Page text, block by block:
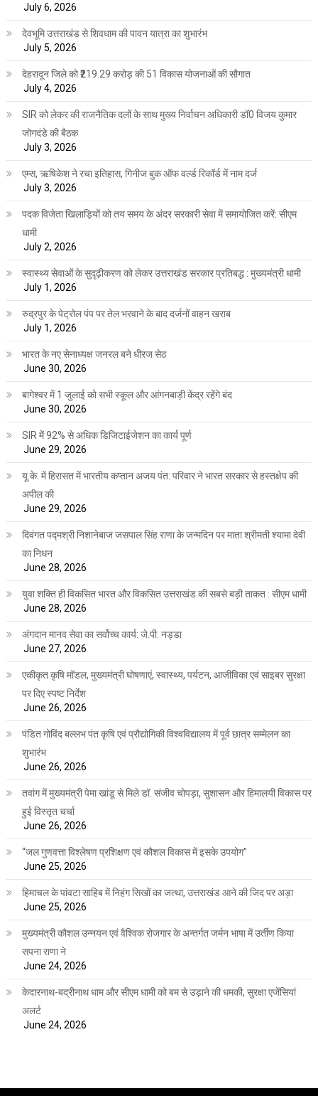
July 6, 2026
देवभूमि उत्तराखंड से शिवधाम की पावन यात्रा का शुभारंभ
July 5, 2026
देहरादून जिले को ₹219.29 करोड़ की 51 विकास योजनाओं की सौगात
July 4, 2026
SIR को लेकर की राजनैतिक दलों के साथ मुख्य निर्वाचन अधिकारी डॉ0 विजय कुमार
जोगदंडे की बैठक
July 3, 2026
एम्स, ऋषिकेश ने रचा इतिहास, गिनीज बुक ऑफ वर्ल्ड रिकॉर्ड में नाम दर्ज
July 3, 2026
पदक विजेता खिलाड़ियों को तय समय के अंदर सरकारी सेवा में समायोजित करें: सीएम
धामी
July 2, 2026
स्वास्थ्य सेवाओं के सुदृढ़ीकरण को लेकर उत्तराखंड सरकार प्रतिबद्ध : मुख्यमंत्री धामी
July 1, 2026
रुद्रपुर के पेट्रोल पंप पर तेल भरवाने के बाद दर्जनों वाहन खराब
July 1, 2026
भारत के नए सेनाध्यक्ष जनरल बने धीरज सेठ
June 30, 2026
बागेश्वर में 1 जुलाई को सभी स्कूल और आंगनबाड़ी केंद्र रहेंगे बंद
June 30, 2026
SIR में 92% से अधिक डिजिटाईजेशन का कार्य पूर्ण
June 29, 2026
यू.के. में हिरासत में भारतीय कप्तान अजय पंत: परिवार ने भारत सरकार से हस्तक्षेप की
अपील की
June 29, 2026
दिवंगत पद्मश्री निशानेबाज जसपाल सिंह राणा के जन्मदिन पर माता श्रीमती श्यामा देवी
का निधन
June 28, 2026
युवा शक्ति ही विकसित भारत और विकसित उत्तराखंड की सबसे बड़ी ताकत : सीएम धामी
June 28, 2026
अंगदान मानव सेवा का सर्वोच्च कार्य: जे.पी. नड्डा
June 27, 2026
एकीकृत कृषि मॉडल, मुख्यमंत्री घोषणाएं, स्वास्थ्य, पर्यटन, आजीविका एवं साइबर सुरक्षा
पर दिए स्पष्ट निर्देश
June 26, 2026
पंडित गोविंद बल्लभ पंत कृषि एवं प्रौद्योगिकी विश्वविद्यालय में पूर्व छात्र सम्मेलन का
शुभारंभ
June 26, 2026
तवांग में मुख्यमंत्री पेमा खांडू से मिले डॉ. संजीव चोपड़ा, सुशासन और हिमालयी विकास पर
हुई विस्तृत चर्चा
June 26, 2026
“जल गुणवत्ता विश्लेषण प्रशिक्षण एवं कौशल विकास में इसके उपयोग”
June 25, 2026
हिमाचल के पांवटा साहिब में निहंग सिखों का जत्था, उत्तराखंड आने की जिद पर अड़ा
June 25, 2026
मुख्यमंत्री कौशल उन्नयन एवं वैश्विक रोजगार के अन्तर्गत जर्मन भाषा में उर्तीण किया
सपना राणा ने
June 24, 2026
केदारनाथ-बद्रीनाथ धाम और सीएम धामी को बम से उड़ाने की धमकी, सुरक्षा एजेंसियां
अलर्ट
June 24, 2026